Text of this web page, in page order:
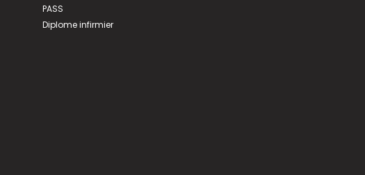
PASS
Diplome infirmier